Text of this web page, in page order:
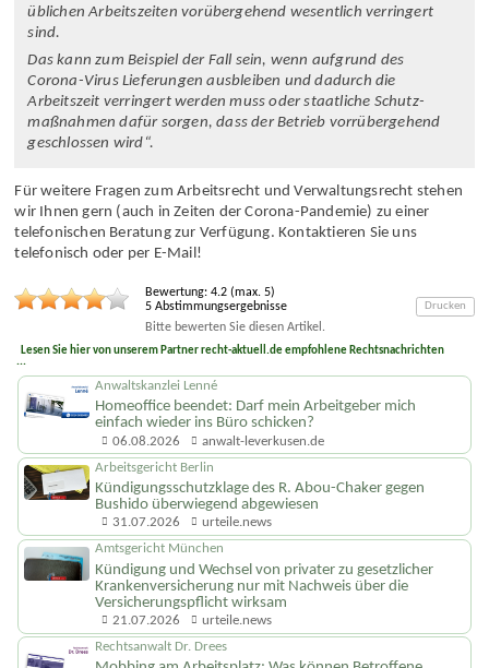
Voraussetzung für den Bezug von Kurz­arbeiter­geld ist, dass die
üblichen Arbeits­zeiten vorüberg­ehend wesentlich verringert
sind.
Das kann zum Beispiel der Fall sein, wenn aufgrund des
Corona-Virus Lieferungen ausbleiben und dadurch die
Arbeitszeit verringert werden muss oder staatliche Schutz­
maßnahmen dafür sorgen, dass der Betrieb vorrüber­gehend
Für weitere Fragen zum Arbeits­recht und Verwaltungs­recht stehen
wir Ihnen gern (auch in Zeiten der Corona-Pandemie) zu einer
telefonischen Beratung zur Verfügung. Kontaktieren Sie uns
Bewertung: (max.
5Abstimmungsergebnisse
Bitte bewerten Sie diesen Artikel.
Lesen Sie hier von unserem Partner recht-aktuell.de empfohlene Rechtsnachrichten
Anwaltskanzlei Lenné
Homeoffice beendet: Darf mein Arbeitgeber mich
einfach wieder ins Büro schicken?
06.08.2026 anwalt-leverkusen.de
Arbeitsgericht Berlin
Kündigungs­schutzklage des R. Abou-Chaker gegen
Bushido überwiegend abgewiesen
31.07.2026 urteile.news
Amtsgericht München
Kündigung und Wechsel von privater zu gesetzlicher
Krankenversicherung nur mit Nachweis über die
Versicherungs­pflicht wirksam
21.07.2026 urteile.news